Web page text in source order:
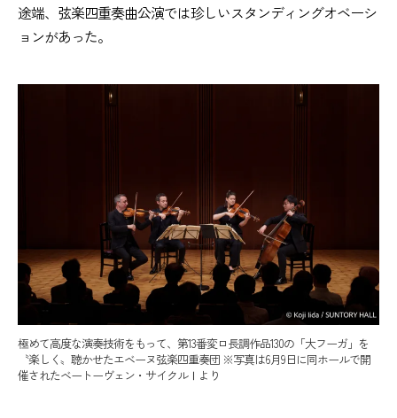
途端、弦楽四重奏曲公演では珍しいスタンディングオベーシ
ョンがあった。
極めて高度な演奏技術をもって、第13番変ロ長調作品130の「大フーガ」を
〝楽しく〟聴かせたエベーヌ弦楽四重奏団 ※写真は6月9日に同ホールで開
催されたベートーヴェン・サイクルⅠより